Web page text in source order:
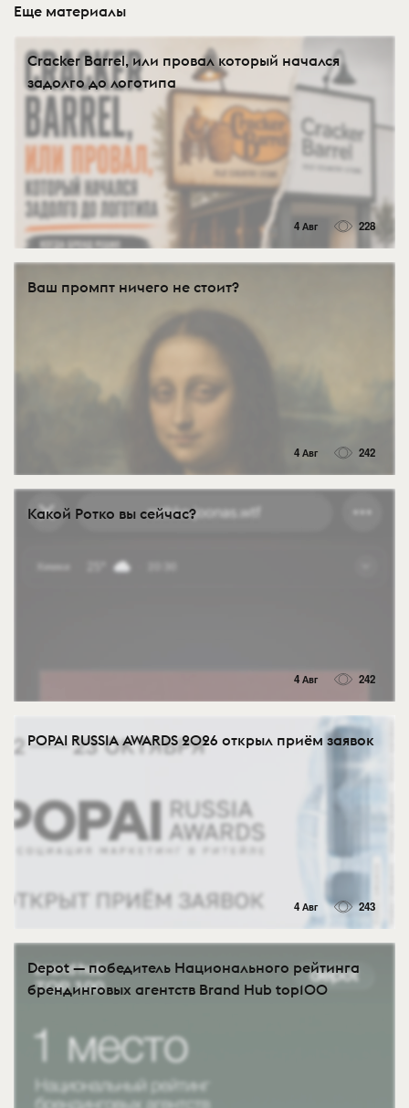
Еще материалы
Cracker Barrel, или провал который начался
задолго до логотипа
4 Авг 228
Ваш промпт ничего не стоит?
4 Авг 242
Какой Ротко вы сейчас?
4 Авг 242
POPAI RUSSIA AWARDS 2026 открыл приём заявок
4 Авг 243
Depot — победитель Национального рейтинга
брендинговых агентств Brand Hub top100